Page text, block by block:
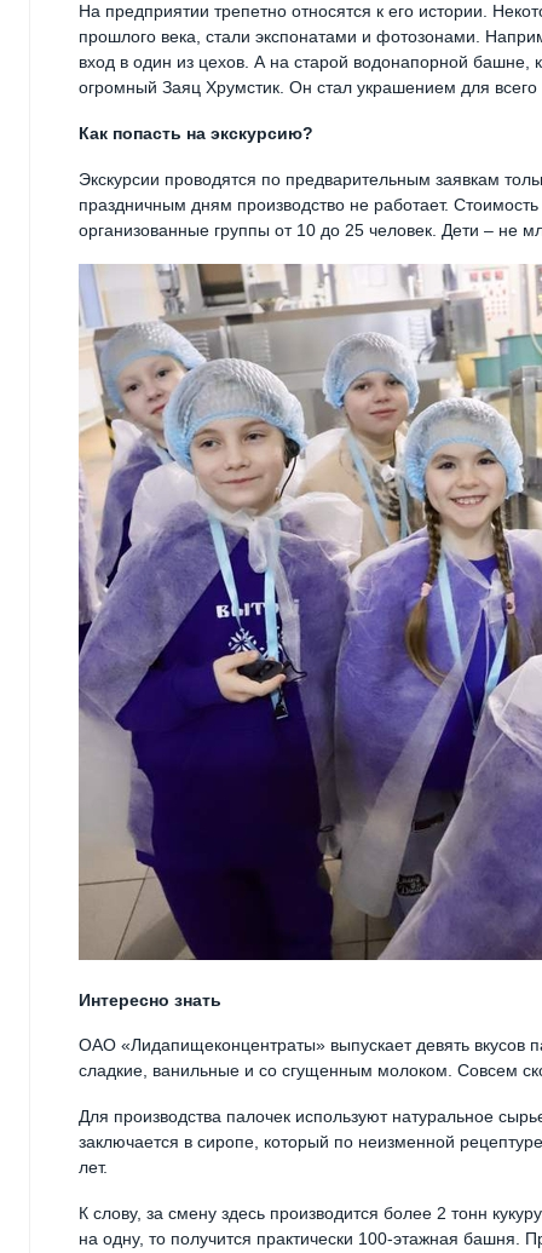
На предприятии трепетно относятся к его истории.
прошлого века, стали экспонатами и фотозонами.
вход в один из цехов. А на старой водонапорной башне,
огромный Заяц Хрумстик. Он стал украшением для всего
Как попасть на экскурсию?
Экскурсии проводятся по предварительным заявкам
праздничным дням производство не работает.
организованные группы от 10 до 25 человек. Дети – не
Интересно знать
ОАО «Лидапищеконцентраты» выпускает девять
сладкие, ванильные и со сгущенным молоком. Совсем
Для производства палочек используют натуральное
заключается в сиропе, который по неизменной
лет.
К слову, за смену здесь производится более 2 тонн
на одну, то получится практически 100-этажная башня.